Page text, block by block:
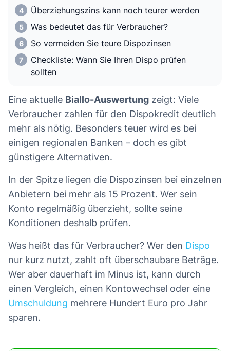
Überziehungszins kann noch teurer werden
Was bedeutet das für Verbraucher?
So vermeiden Sie teure Dispozinsen
Checkliste: Wann Sie Ihren Dispo prüfen
sollten
Eine aktuelle Biallo-Auswertung zeigt: Viele
Verbraucher zahlen für den Dispokredit deutlich
mehr als nötig. Besonders teuer wird es bei
einigen regionalen Banken – doch es gibt
günstigere Alternativen.
In der Spitze liegen die Dispozinsen bei einzelnen
Anbietern bei mehr als 15 Prozent. Wer sein
Konto regelmäßig überzieht, sollte seine
Konditionen deshalb prüfen.
Was heißt das für Verbraucher? Wer den Dispo
nur kurz nutzt, zahlt oft überschaubare Beträge.
Wer aber dauerhaft im Minus ist, kann durch
einen Vergleich, einen Kontowechsel oder eine
Umschuldung mehrere Hundert Euro pro Jahr
sparen.